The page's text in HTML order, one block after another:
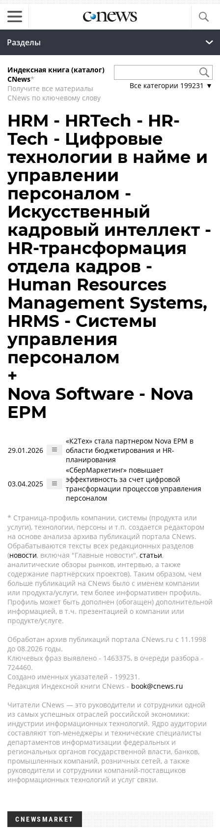
Разделы
Индексная книга (каталог)
CNews*
Получите все материалы
CNews по ключевому слову
Все категории 199231 ▼
HRM - HRTech - HR-
Tech - Цифровые
технологии в найме и
управлении
персоналом -
Искусственный
кадровый интеллект -
HR-трансформация
отдела кадров -
Human Resources
Management Systems,
HRMS - Системы
управления
персоналом
+
Nova Software - Nova
EPM
29.01.2026
«К2Тех» стала партнером Nova EPM в
области бюджетирования и HR-
планирования
03.04.2025
«СберМаркетинг» повышает
эффективность за счет цифровой
трансформации процессов управления
персоналом
* Страница-профиль компании, системы (продукта или
услуги), технологии, персоны и т.п. создается редактором
на основе анализа архива публикаций портала CNews.
Обрабатываются тексты всех редакционных разделов
(новости, включая "Главные новости", статьи,
аналитические обзоры рынков, интервью, а также
содержание партнёрских проектов). Таким образом, чем
больше публикаций на CNews было с именем компании
или продукта/услуги, тем более информативен профиль.
Профиль может быть дополнен (обогащен) дополнительной
информацией, в т.ч. презентацией о компании или
продукте/услуге.
Обработан архив публикаций портала CNews.ru c 11.1998
до 08.2026 годы.
Ключевых фраз выявлено - 1463375, в очереди разбора -
724460.
Создано именных указателей - 199231.
Редакция Индексной книги CNews - book@cnews.ru
Читатели CNews — это руководители и сотрудники одной
из самых успешных отраслей российской экономики:
индустрии информационных технологий. Ядро аудитории
составляют топ-менеджеры и технические специалисты
департаментов информатизации федеральных и
региональных органов государственной власти, банков,
промышленных компаний, розничных сетей, а также
руководители и сотрудники компаний-поставщиков
информационных технологий и услуг связи.
CNEWSMARKET